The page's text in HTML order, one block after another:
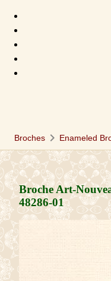
Broches chevron_right Enameled
Broche Art-
48286-01